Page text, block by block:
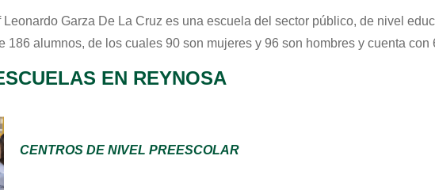
Leonardo Garza De La Cruz es una escuela del sector público, de nivel
186 alumnos, de los cuales 90 son mujeres y 96 son hombres y cuenta con
EN REYNOSA
CENTROS DE NIVEL PREESCOLAR